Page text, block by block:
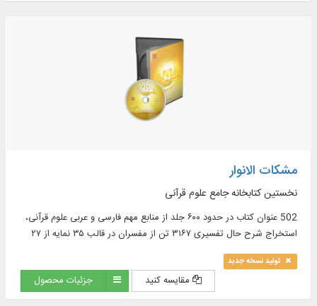
مشکات الانوار
نخستین کتابخانه جامع علوم قرآنی
502 عنوان كتاب در حدود ۶۰۰ جلد از منابع مهم فارسی و عربی علوم قرآنی،
استخراج شرح حال تفسیری ۳۱۶۷ تن از مفسران در قالب ۳۵ نمایه از ۲۷
منبع و ...
تولید نسخه جدید
مقایسه کنید جزئیات محصول